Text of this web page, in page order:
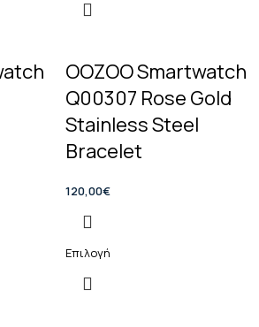
OOZOO Smartwatch
Q00307 Rose Gold
Stainless Steel
Bracelet
120,00€
Επιλογή